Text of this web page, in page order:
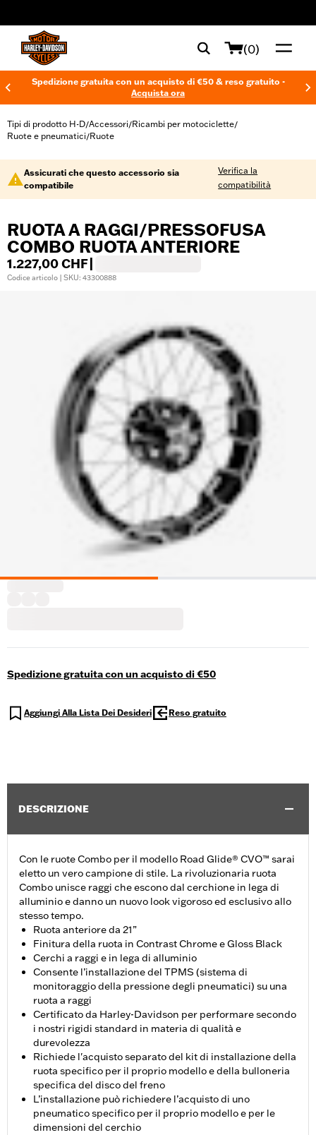
(0)
Spedizione gratuita con un acquisto di €50 & reso gratuito -
Acquista ora
Tipi di prodotto H-D/Accessori/Ricambi per motociclette/
Ruote e pneumatici/Ruote
Assicurati che questo accessorio sia
compatibile
Verifica la
compatibilità
RUOTA A RAGGI/PRESSOFUSA
COMBO RUOTA ANTERIORE
1.227,00 CHF
Codice articolo | SKU: 43300888
Spedizione gratuita con un acquisto di €50
Aggiungi Alla Lista Dei Desideri Reso gratuito
DESCRIZIONE
Con le ruote Combo per il modello Road Glide® CVO™ sarai
eletto un vero campione di stile. La rivoluzionaria ruota
Combo unisce raggi che escono dal cerchione in lega di
alluminio e danno un nuovo look vigoroso ed esclusivo allo
stesso tempo.
Ruota anteriore da 21”
Finitura della ruota in Contrast Chrome e Gloss Black
Cerchi a raggi e in lega di alluminio
Consente l’installazione del TPMS (sistema di
monitoraggio della pressione degli pneumatici) su una
ruota a raggi
Certificato da Harley-Davidson per performare secondo
i nostri rigidi standard in materia di qualità e
durevolezza
Richiede l'acquisto separato del kit di installazione della
ruota specifico per il proprio modello e della bulloneria
specifica del disco del freno
L’installazione può richiedere l’acquisto di uno
pneumatico specifico per il proprio modello e per le
dimensioni del cerchio